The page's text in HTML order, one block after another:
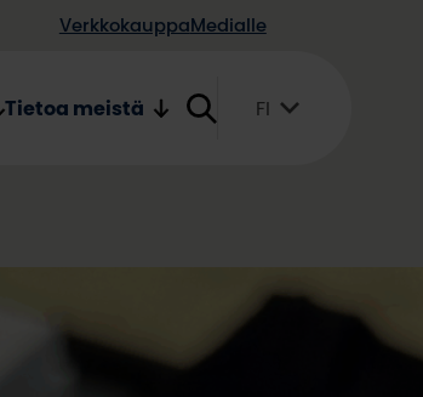
Verkkokauppa Medialle
Tietoa meistä FI